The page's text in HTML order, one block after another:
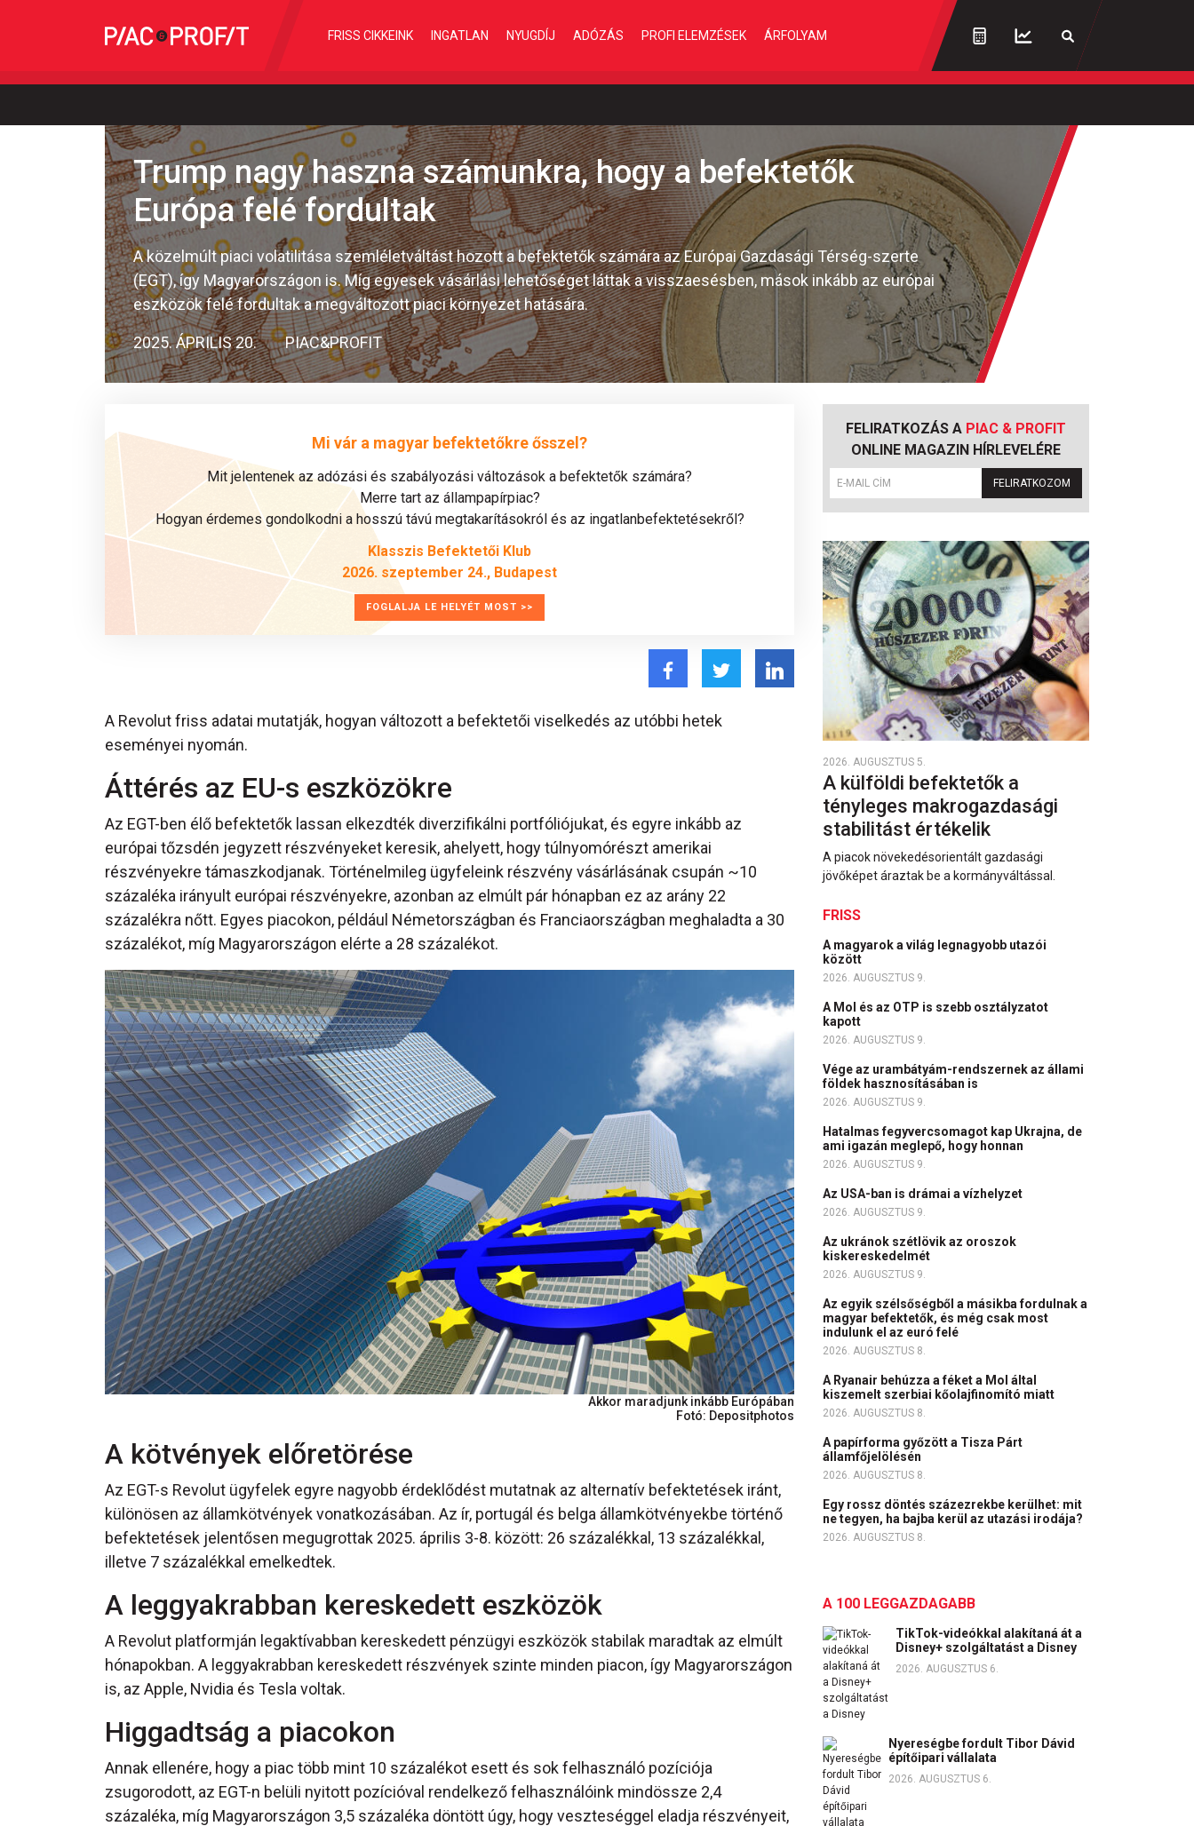
FRISS CIKKEINK INGATLAN NYUGDÍJ ADÓZÁS PROFI ELEMZÉSEK ÁRFOLYAM
Trump nagy haszna számunkra, hogy a befektetők
Európa felé fordultak
A közelmúlt piaci volatilitása szemléletváltást hozott a befektetők számára az Európai Gazdasági Térség-szerte
(EGT), így Magyarországon is. Míg egyesek vásárlási lehetőséget láttak a visszaesésben, mások inkább az európai
eszközök felé fordultak a megváltozott piaci környezet hatására.
2025. ÁPRILIS 20. PIAC&PROFIT
Mi vár a magyar befektetőkre ősszel?
Mit jelentenek az adózási és szabályozási változások a befektetők számára?
Merre tart az állampapírpiac?
Hogyan érdemes gondolkodni a hosszú távú megtakarításokról és az ingatlanbefektetésekről?
Klasszis Befektetői Klub
2026. szeptember 24., Budapest
FOGLALJA LE HELYÉT MOST >>
A Revolut friss adatai mutatják, hogyan változott a befektetői viselkedés az utóbbi hetek
eseményei nyomán.
Áttérés az EU-s eszközökre
Az EGT-ben élő befektetők lassan elkezdték diverzifikálni portfóliójukat, és egyre inkább az
európai tőzsdén jegyzett részvényeket keresik, ahelyett, hogy túlnyomórészt amerikai
részvényekre támaszkodjanak. Történelmileg ügyfeleink részvény vásárlásának csupán ~10
százaléka irányult európai részvényekre, azonban az elmúlt pár hónapban ez az arány 22
százalékra nőtt. Egyes piacokon, például Németországban és Franciaországban meghaladta a 30
százalékot, míg Magyarországon elérte a 28 százalékot.
Akkor maradjunk inkább Európában
Fotó: Depositphotos
A kötvények előretörése
Az EGT-s Revolut ügyfelek egyre nagyobb érdeklődést mutatnak az alternatív befektetések iránt,
különösen az államkötvények vonatkozásában. Az ír, portugál és belga államkötvényekbe történő
befektetések jelentősen megugrottak 2025. április 3-8. között: 26 százalékkal, 13 százalékkal,
illetve 7 százalékkal emelkedtek.
A leggyakrabban kereskedett eszközök
A Revolut platformján legaktívabban kereskedett pénzügyi eszközök stabilak maradtak az elmúlt
hónapokban. A leggyakrabban kereskedett részvények szinte minden piacon, így Magyarországon
is, az Apple, Nvidia és Tesla voltak.
Higgadtság a piacokon
Annak ellenére, hogy a piac több mint 10 százalékot esett és sok felhasználó pozíciója
zsugorodott, az EGT-n belüli nyitott pozícióval rendelkező felhasználóink mindössze 2,4
százaléka, míg Magyarországon 3,5 százaléka döntött úgy, hogy veszteséggel eladja részvényeit,
FELIRATKOZÁS A PIAC & PROFIT
ONLINE MAGAZIN HÍRLEVELÉRE
FELIRATKOZOM
2026. AUGUSZTUS 5.
A külföldi befektetők a
tényleges makrogazdasági
stabilitást értékelik
A piacok növekedésorientált gazdasági
jövőképet áraztak be a kormányváltással.
FRISS
A magyarok a világ legnagyobb utazói
között
2026. AUGUSZTUS 9.
A Mol és az OTP is szebb osztályzatot
kapott
2026. AUGUSZTUS 9.
Vége az urambátyám-rendszernek az állami
földek hasznosításában is
2026. AUGUSZTUS 9.
Hatalmas fegyvercsomagot kap Ukrajna, de
ami igazán meglepő, hogy honnan
2026. AUGUSZTUS 9.
Az USA-ban is drámai a vízhelyzet
2026. AUGUSZTUS 9.
Az ukránok szétlövik az oroszok
kiskereskedelmét
2026. AUGUSZTUS 9.
Az egyik szélsőségből a másikba fordulnak a
magyar befektetők, és még csak most
indulunk el az euró felé
2026. AUGUSZTUS 8.
A Ryanair behúzza a féket a Mol által
kiszemelt szerbiai kőolajfinomító miatt
2026. AUGUSZTUS 8.
A papírforma győzött a Tisza Párt
államfőjelölésén
2026. AUGUSZTUS 8.
Egy rossz döntés százezrekbe kerülhet: mit
ne tegyen, ha bajba kerül az utazási irodája?
2026. AUGUSZTUS 8.
A 100 LEGGAZDAGABB
TikTok-videókkal alakítaná át a
Disney+ szolgáltatást a Disney
2026. AUGUSZTUS 6.
Nyereségbe fordult Tibor Dávid
építőipari vállalata
2026. AUGUSZTUS 6.